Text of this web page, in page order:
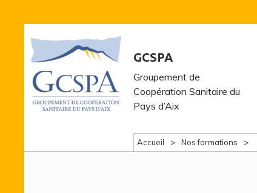
GCSPA
Groupement de
Coopération Sanitaire du
Pays d’Aix
Accueil Nos formations